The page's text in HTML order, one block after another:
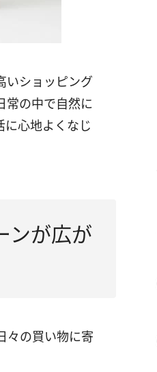
いショッピング
常の中で自然に
心地よくなじ
ンが広が
々の買い物に寄